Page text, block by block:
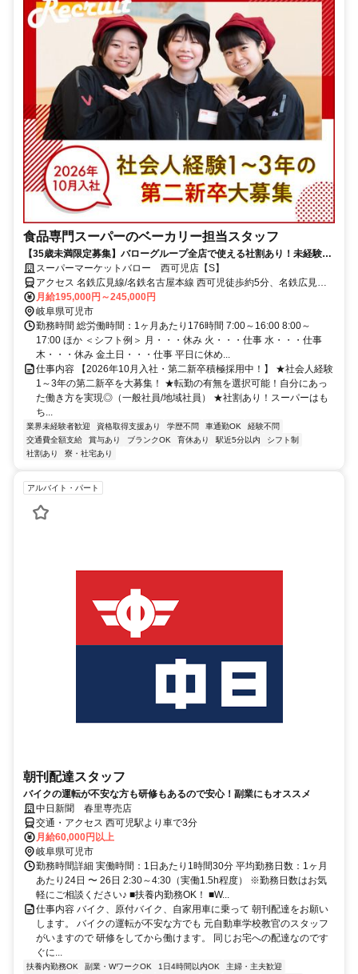
食品専門スーパーのベーカリー担当スタッフ
【35歳未満限定募集】バローグループ全店で使える社割あり！未経験大
歓迎・資格取得支援制度で国家資格（パン製造技能士）の取得も可能★
スーパーマーケットバロー 西可児店【S】
アクセス 名鉄広見線/名鉄名古屋本線 西可児徒歩約5分、名鉄広見線/
名鉄名古屋本線 可児川徒歩約34分、名鉄広見線/名鉄名古屋本線 善師
野徒歩約46分
月給195,000円～245,000円
岐阜県可児市
勤務時間 総労働時間：1ヶ月あたり176時間 7:00～16:00 8:00～
17:00 ほか ＜シフト例＞ 月・・・休み 火・・・仕事 水・・・仕事
木・・・休み 金土日・・・仕事 平日に休め...
仕事内容 【2026年10月入社・第二新卒積極採用中！】 ★社会人経験
1～3年の第二新卒を大募集！ ★転勤の有無を選択可能！自分にあっ
た働き方を実現◎（一般社員/地域社員） ★社割あり！スーパーはも
ち...
業界未経験者歓迎 資格取得支援あり 学歴不問 車通勤OK
経験不問
交通費全額支給
賞与あり ブランクOK 育休あり 駅近5分以内
シフト制
社割あり
寮・社宅あり
アルバイト・パート
朝刊配達スタッフ
バイクの運転が不安な方も研修もあるので安心！副業にもオススメ
中日新聞 春里専売店
交通・アクセス 西可児駅より車で3分
月給60,000円以上
岐阜県可児市
勤務時間詳細 実働時間：1日あたり1時間30分 平均勤務日数：1ヶ月
あたり24日 〜 26日 2:30～4:30（実働1.5h程度） ※勤務日数はお気
軽にご相談ください♪ ■扶養内勤務OK！ ■W...
仕事内容 バイク、原付バイク、自家用車に乗って 朝刊配達をお願い
します。 バイクの運転が不安な方でも 元自動車学校教官のスタッフ
がいますので 研修をしてから働けます。 同じお宅への配達なのです
ぐに...
扶養内勤務OK 副業・WワークOK 1日4時間以内OK
主婦・主夫歓迎